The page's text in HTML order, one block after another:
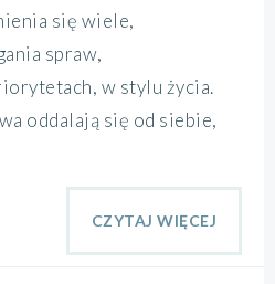
się wiele,
spraw,
w stylu życia.
oddalają się od siebie,
CZYTAJ WIĘCEJ